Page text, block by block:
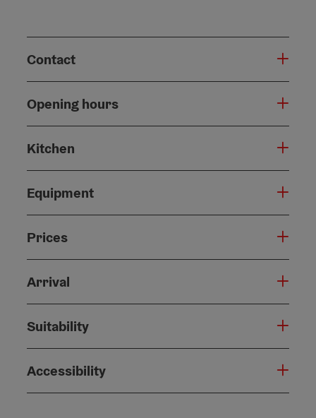
Contact
Opening hours
Kitchen
Equipment
Prices
Arrival
Suitability
Accessibility